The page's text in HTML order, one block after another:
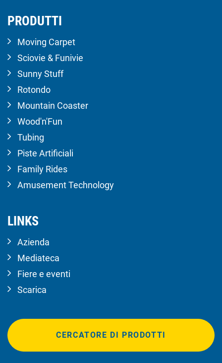
PRODUTTI
Moving Carpet
Sciovie & Funivie
Sunny Stuff
Rotondo
Mountain Coaster
Wood'n'Fun
Tubing
Piste Artificiali
Family Rides
Amusement Technology
LINKS
Azienda
Mediateca
Fiere e eventi
Scarica
CERCATORE DI PRODOTTI